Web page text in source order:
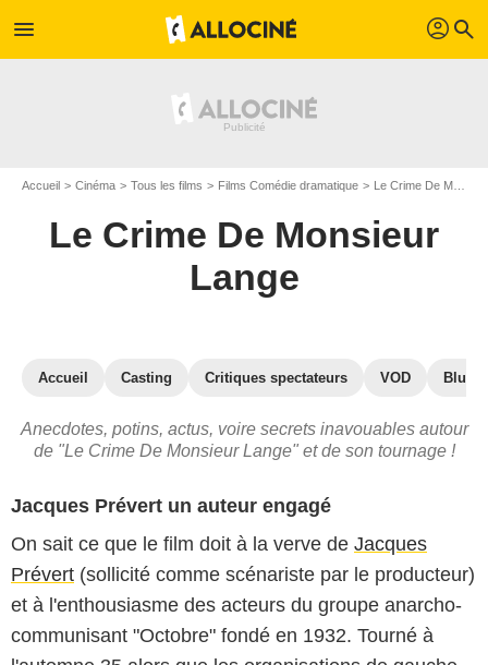
menu profil search
Accueil Cinéma Tous les films Films Comédie dramatique Le Crime De Monsieur Lange
Le Crime De Monsieur
Lange
Accueil Casting Critiques spectateurs VOD Blu-
Anecdotes, potins, actus, voire secrets inavouables autour
de "Le Crime De Monsieur Lange" et de son tournage !
Jacques Prévert un auteur engagé
On sait ce que le film doit à la verve de Jacques
Prévert (sollicité comme scénariste par le producteur)
et à l'enthousiasme des acteurs du groupe anarcho-
communisant "Octobre" fondé en 1932. Tourné à